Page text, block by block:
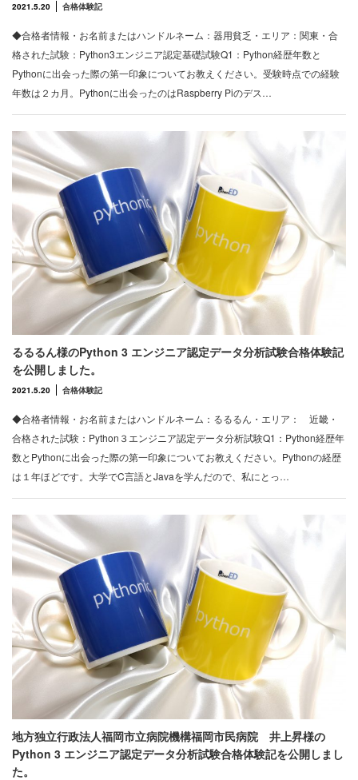
2021.5.20 合格体験記
◆合格者情報・お名前またはハンドルネーム：器用貧乏・エリア：関東・合
格された試験：Python3エンジニア認定基礎試験Q1：Python経歴年数と
Pythonに出会った際の第一印象についてお教えください。受験時点での経験
年数は２カ月。Pythonに出会ったのはRaspberry Piのデス…
るるるん様のPython 3 エンジニア認定データ分析試験合格体験記
を公開しました。
2021.5.20 合格体験記
◆合格者情報・お名前またはハンドルネーム：るるるん・エリア： 近畿・
合格された試験：Python３エンジニア認定データ分析試験Q1：Python経歴年
数とPythonに出会った際の第一印象についてお教えください。Pythonの経歴
は１年ほどです。大学でC言語とJavaを学んだので、私にとっ…
地方独立行政法人福岡市立病院機構福岡市民病院 井上昇様の
Python 3 エンジニア認定データ分析試験合格体験記を公開しまし
た。